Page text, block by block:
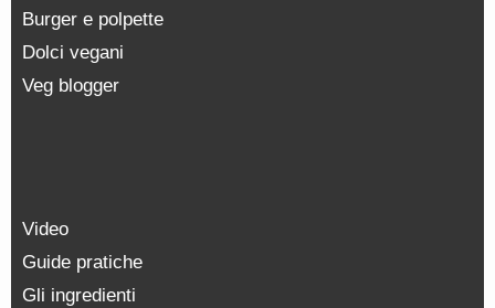
Burger e polpette
Dolci vegani
Veg blogger
Video
Guide pratiche
Gli ingredienti